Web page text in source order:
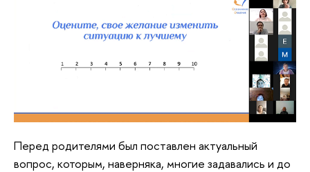
Перед родителями был поставлен актуальный
вопрос, которым, наверняка, многие задавались и до